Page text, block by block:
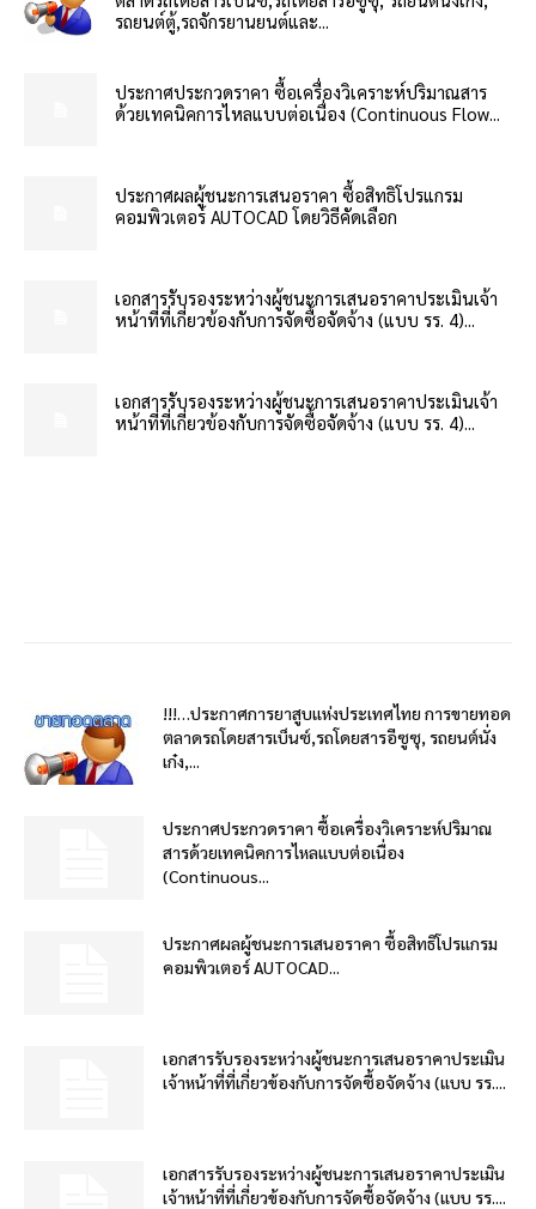
รถยนต์ตู้,รถจักรยานยนต์และ...
ประกาศประกวดราคา ซื้อเครื่องวิเคราะห์ปริมาณสาร
ด้วยเทคนิคการไหลแบบต่อเนื่อง (Continuous Flow...
ประกาศผลผู้ชนะการเสนอราคา ซื้อสิทธิโปรแกรม
คอมพิวเตอร์ AUTOCAD โดยวิธีคัดเลือก
เอกสารรับรองระหว่างผู้ชนะการเสนอราคาประเมินเจ้า
หน้าที่ที่เกี่ยวข้องกับการจัดซื้อจัดจ้าง (แบบ รร. 4)...
เอกสารรับรองระหว่างผู้ชนะการเสนอราคาประเมินเจ้า
หน้าที่ที่เกี่ยวข้องกับการจัดซื้อจัดจ้าง (แบบ รร. 4)...
!!!…ประกาศการยาสูบแห่งประเทศไทย การขายทอด
ตลาดรถโดยสารเบ็นซ์,รถโดยสารอีซูซุ, รถยนต์นั่ง
เก๋ง,...
ประกาศประกวดราคา ซื้อเครื่องวิเคราะห์ปริมาณ
สารด้วยเทคนิคการไหลแบบต่อเนื่อง
(Continuous...
ประกาศผลผู้ชนะการเสนอราคา ซื้อสิทธิโปรแกรม
คอมพิวเตอร์ AUTOCAD...
เอกสารรับรองระหว่างผู้ชนะการเสนอราคาประเมิน
เจ้าหน้าที่ที่เกี่ยวข้องกับการจัดซื้อจัดจ้าง (แบบ รร....
เอกสารรับรองระหว่างผู้ชนะการเสนอราคาประเมิน
เจ้าหน้าที่ที่เกี่ยวข้องกับการจัดซื้อจัดจ้าง (แบบ รร....